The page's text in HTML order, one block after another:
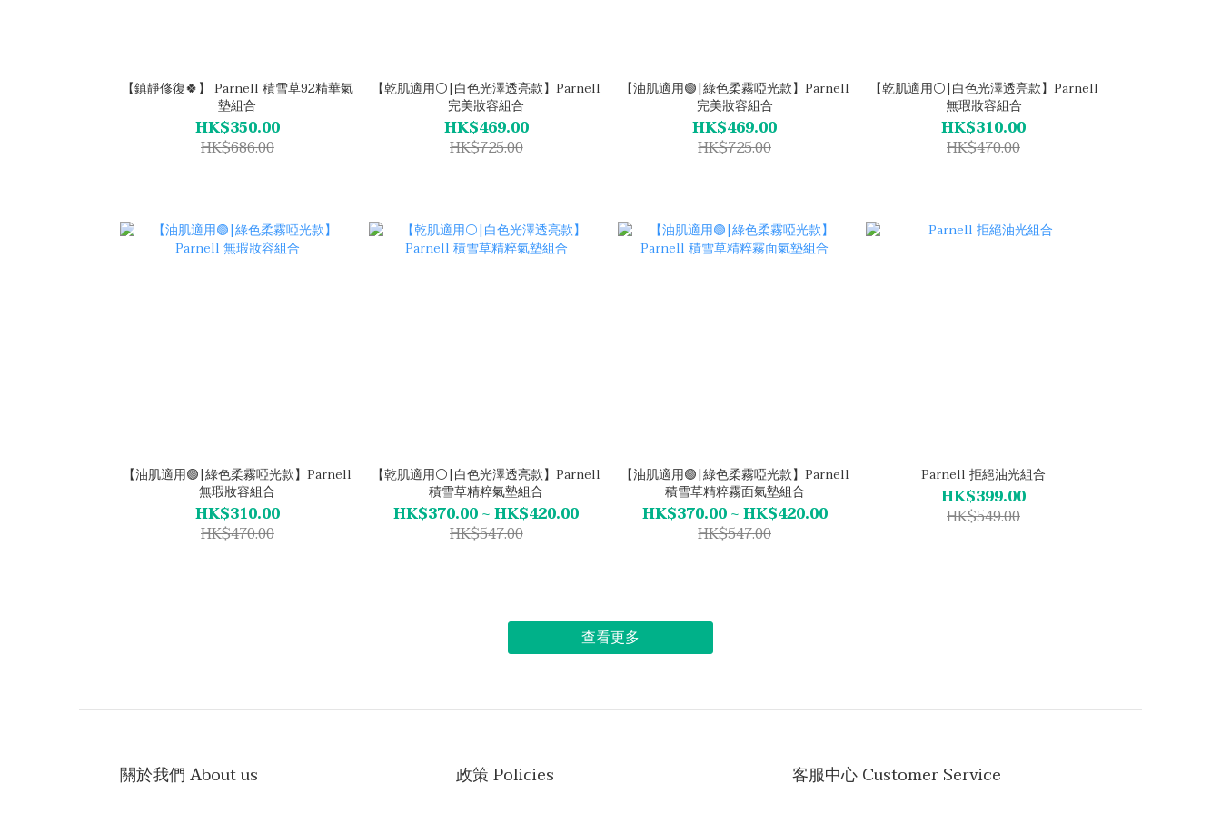
【鎮靜修復🍀】 Parnell 積雪草92精華氣
墊組合
HK$350.00
HK$686.00
【乾肌適用⚪|白色光澤透亮款】Parnell
完美妝容組合
HK$469.00
HK$725.00
【油肌適用🟢|綠色柔霧啞光款】Parnell
完美妝容組合
HK$469.00
HK$725.00
【乾肌適用⚪|白色光澤透亮款】Parnell
無瑕妝容組合
HK$310.00
HK$470.00
【油肌適用🟢|綠色柔霧啞光款】Parnell
無瑕妝容組合
HK$310.00
HK$470.00
【乾肌適用⚪|白色光澤透亮款】Parnell
積雪草精粹氣墊組合
HK$370.00 ~ HK$420.00
HK$547.00
【油肌適用🟢|綠色柔霧啞光款】Parnell
積雪草精粹霧面氣墊組合
HK$370.00 ~ HK$420.00
HK$547.00
Parnell 拒絕油光組合
HK$399.00
HK$549.00
查看更多
關於我們 About us 政策 Policies 客服中心 Customer Service